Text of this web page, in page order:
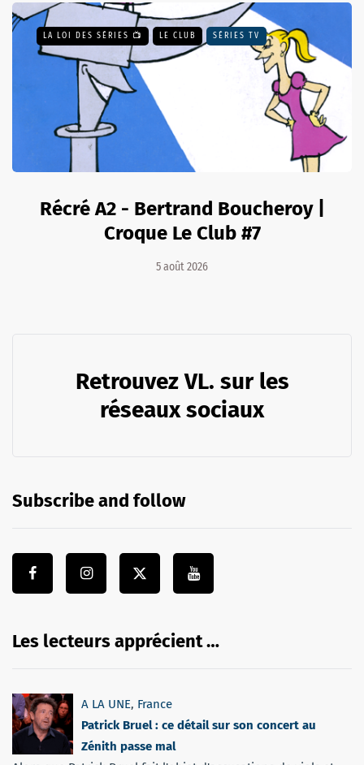
LA LOI DES SÉRIES 📺 LE CLUB SÉRIES TV
Récré A2 - Bertrand Boucheroy |
Croque Le Club #7
5 août 2026
Retrouvez VL. sur les
réseaux sociaux
Subscribe and follow
Les lecteurs apprécient …
A LA UNE, France
Patrick Bruel : ce détail sur son concert au
Zénith passe mal